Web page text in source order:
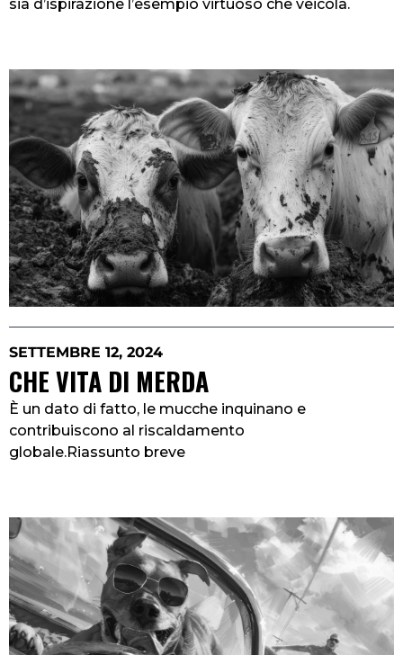
sia d’ispirazione l’esempio virtuoso che veicola.
SETTEMBRE 12, 2024
CHE VITA DI MERDA
È un dato di fatto, le mucche inquinano e
contribuiscono al riscaldamento
globale.Riassunto breve